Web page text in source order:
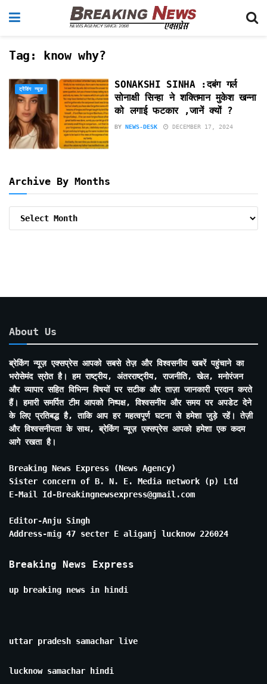
Tag: know why?
ट्रेंडिंग न्यूज़
SONAKSHI SINHA :दबंग गर्ल
सोनाक्षी सिन्हा ने शक्तिमान मुकेश खन्ना
को लगाई फटकार ,जानें क्यों ?
BY NEWS-DESK DECEMBER 17, 2024
Archive By Months
About Us
ब्रेकिंग न्यूज़ एक्सप्रेस आपको सबसे तेज़ और विश्वसनीय खबरें पहुंचाने का
भरोसेमंद स्रोत है। हम राष्ट्रीय, अंतरराष्ट्रीय, राजनीति, खेल, मनोरंजन
और व्यापार सहित विभिन्न विषयों पर सटीक और ताज़ा जानकारी प्रदान करते
हैं। हमारी समर्पित टीम आपको निष्पक्ष, विश्वसनीय और समय पर अपडेट देने
के लिए प्रतिबद्ध है, ताकि आप हर महत्वपूर्ण घटना से हमेशा जुड़े रहें। तेज़ी
और विश्वसनीयता के साथ, ब्रेकिंग न्यूज़ एक्सप्रेस आपको हमेशा एक कदम
आगे रखता है।
Breaking News Express (News Agency)
Sister concern of B. N. E. Media network (p) Ltd
E-Mail Id-Breakingnewsexpress@gmail.com
Editor-Anju Singh
Address-mig 47 secter E aliganj lucknow 226024
Breaking News Express
up breaking news in hindi
uttar pradesh samachar live
lucknow samachar hindi